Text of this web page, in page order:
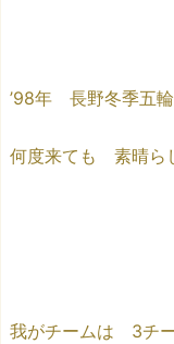
’98年 長野冬季五
何度来ても 素晴ら
我がチームは 3チ